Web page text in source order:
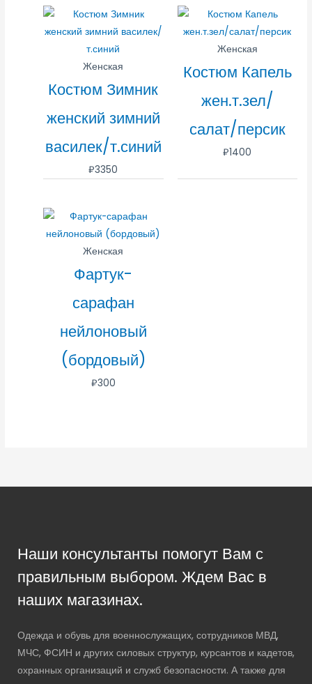
Женская
Костюм Зимник
женский зимний
василек/т.синий
₽3350
Женская
Костюм Капель
жен.т.зел/
салат/персик
₽1400
Женская
Фартук-
сарафан
нейлоновый
(бордовый)
₽300
Наши консультанты помогут Вам с
правильным выбором. Ждем Вас в
наших магазинах.
Одежда и обувь для военнослужащих, сотрудников МВД,
МЧС, ФСИН и других силовых структур, курсантов и кадетов,
охранных организаций и служб безопасности. А также для